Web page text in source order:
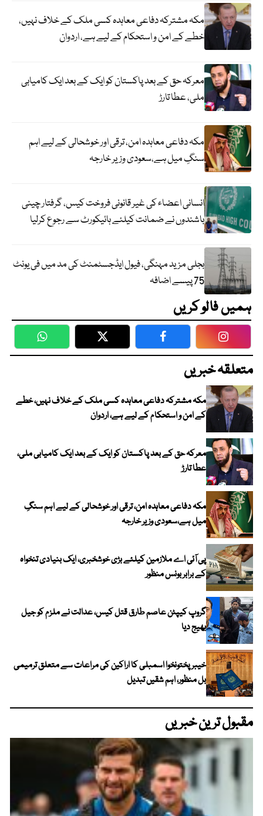
مکہ مشترکہ دفاعی معاہدہ کسی ملک کے خلاف نہیں،
خطے کے امن و استحکام کے لیے ہے، اردوان
معرکہ حق کے بعد پاکستان کو ایک کے بعد ایک کامیابی
ملی، عطا تارڑ
مکہ دفاعی معاہدہ امن، ترقی اور خوشحالی کے لیے اہم
سنگِ میل ہے،سعودی وزیر خارجہ
انسانی اعضاء کی غیر قانونی فروخت کیس، گرفتار چینی
باشندوں نے ضمانت کیلئے ہائیکورٹ سے رجوع کرلیا
بجلی مزید مہنگی، فیول ایڈجسٹمنٹ کی مد میں فی یونٹ
75 پیسے اضافہ
ہمیں فالو کریں
WhatsApp Twitter Facebook
متعلقہ خبریں
مکہ مشترکہ دفاعی معاہدہ کسی ملک کے خلاف نہیں، خطے
کے امن و استحکام کے لیے ہے، اردوان
معرکہ حق کے بعد پاکستان کو ایک کے بعد ایک کامیابی ملی،
عطا تارڑ
مکہ دفاعی معاہدہ امن، ترقی اور خوشحالی کے لیے اہم سنگِ
میل ہے،سعودی وزیر خارجہ
پی آئی اے ملازمین کیلئے بڑی خوشخبری، ایک بنیادی تنخواہ
کے برابر بونس منظور
گروپ کیپٹن عاصم طارق قتل کیس، عدالت نے ملزم کو جیل
بھیج دیا
خیبرپختونخوا اسمبلی کا اراکین کی مراعات سے متعلق ترمیمی
بل منظور، اہم شقیں تبدیل
مقبول ترین خبریں